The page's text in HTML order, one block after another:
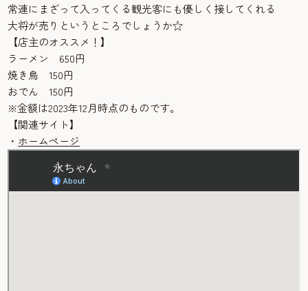
常連にまざって入ってくる観光客にも優しく接してくれる
大将が売りというところでしょうか☆
【店主のオススメ！】
ラーメン 650円
焼き鳥 150円
おでん 150円
※金額は2023年12月時点のものです。
【関連サイト】
・ ホームページ